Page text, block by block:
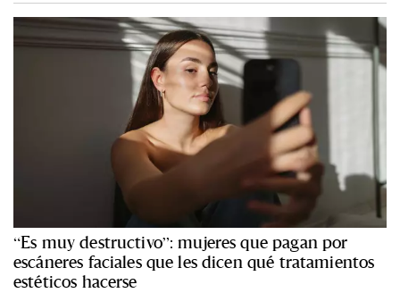
“Es muy destructivo”: mujeres que pagan por
escáneres faciales que les dicen qué tratamientos
estéticos hacerse